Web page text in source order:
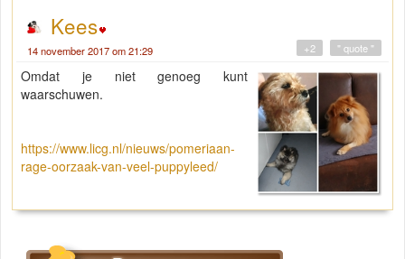
Kees
14 november 2017 om 21:29 " quote "
+2
Omdat je niet genoeg kunt
waarschuwen.
https://www.licg.nl/nieuws/pomeriaan-
rage-oorzaak-van-veel-puppyleed/